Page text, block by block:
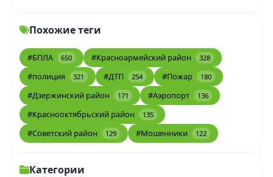
Похожие теги
#БПЛА 650 #Красноармейский район 328
#полиция 321 #ДТП 254 #Пожар 180
#Дзержинский район 171 #Аэропорт 136
#Краснооктябрьский район 135
#Советский район 129 #Мошенники 122
Категории